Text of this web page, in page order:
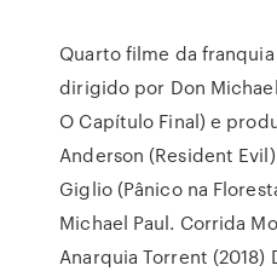
Quarto filme da
dirigido por Don
O Capítulo Final) e
Anderson (Resident
Giglio (Pânico na
Michael Paul. Corrida
Anarquia Torrent (2018)